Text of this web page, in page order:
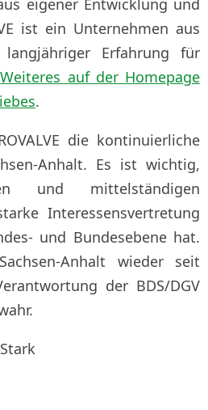
ist ein Unternehmen aus
langjähriger Erfahrung für
Weiteres auf der Homepage
.
die kontinuierliche
Anhalt. Es ist wichtig,
und mittelständigen
Interessensvertretung
und Bundesebene hat.
Anhalt wieder seit
der BDS/DGV